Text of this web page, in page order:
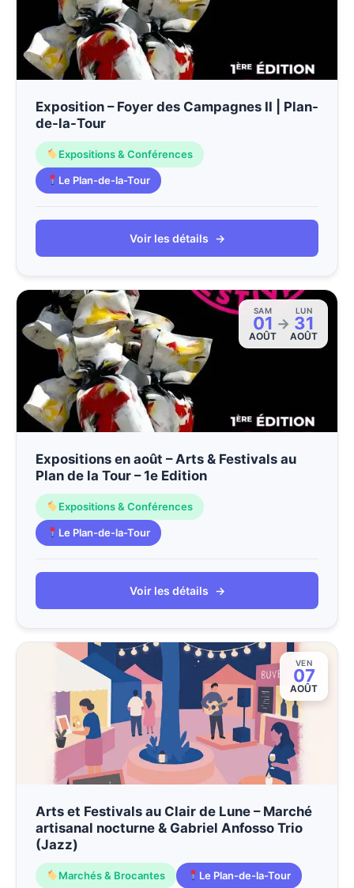
Exposition – Foyer des Campagnes II | Plan-
de-la-Tour
Expositions & Conférences
Le Plan-de-la-Tour
Voir les détails →
SAM
01
AOÛT
→
LUN
31
AOÛT
Expositions en août – Arts & Festivals au
Plan de la Tour – 1e Edition
Expositions & Conférences
Le Plan-de-la-Tour
Voir les détails →
VEN
07
AOÛT
Arts et Festivals au Clair de Lune – Marché
artisanal nocturne & Gabriel Anfosso Trio
(Jazz)
Marchés & Brocantes Le Plan-de-la-Tour